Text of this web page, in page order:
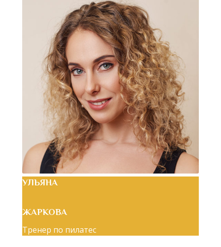
УЛЬЯНА
ЖАРКОВА
Тренер по пилатес